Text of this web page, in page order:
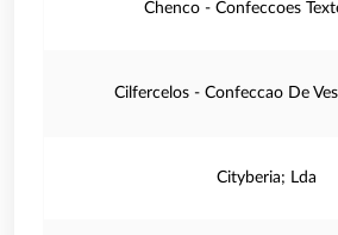
Chenco - Confeccoes
Cilfercelos - Confeccao De
Cityberia; Lda